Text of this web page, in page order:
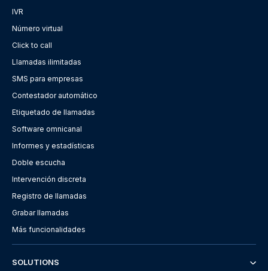
IVR
Número virtual
Click to call
Llamadas ilimitadas
SMS para empresas
Contestador automático
Etiquetado de llamadas
Software omnicanal
Informes y estadísticas
Doble escucha
Intervención discreta
Registro de llamadas
Grabar llamadas
Más funcionalidades
SOLUTIONS